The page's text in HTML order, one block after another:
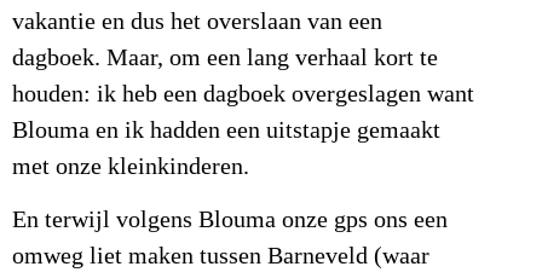
vakantie en dus het overslaan van een
dagboek. Maar, om een lang verhaal kort te
houden: ik heb een dagboek overgeslagen want
Blouma en ik hadden een uitstapje gemaakt
met onze kleinkinderen.
En terwijl volgens Blouma onze gps ons een
omweg liet maken tussen Barneveld (waar